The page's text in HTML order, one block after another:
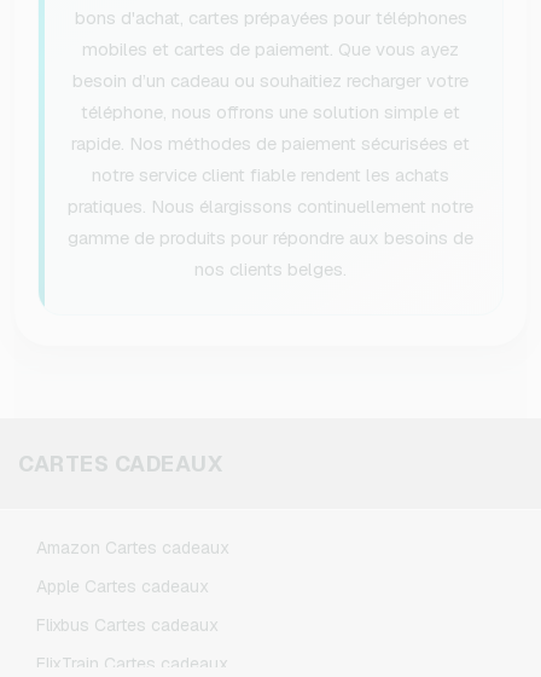
bons d'achat, cartes prépayées pour téléphones
mobiles et cartes de paiement. Que vous ayez
besoin d’un cadeau ou souhaitiez recharger votre
téléphone, nous offrons une solution simple et
rapide. Nos méthodes de paiement sécurisées et
notre service client fiable rendent les achats
pratiques. Nous élargissons continuellement notre
gamme de produits pour répondre aux besoins de
nos clients belges.
CARTES CADEAUX
Amazon Cartes cadeaux
Apple Cartes cadeaux
Flixbus Cartes cadeaux
FlixTrain Cartes cadeaux